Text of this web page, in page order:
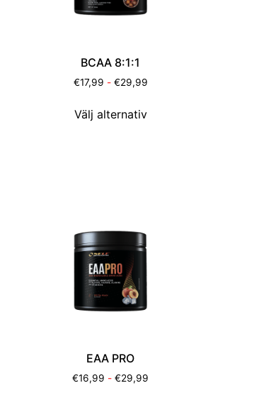
BCAA 8:1:1
€17,99 - €29,99
Välj alternativ
EAA PRO
€16,99 -€29,99